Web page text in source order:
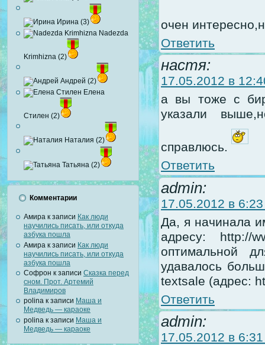
Ирина (3)
Nadezda
Krimhizna (2)
Андрей (2)
Елена
Стилен (2)
Наталия (2)
Татьяна (2)
Комментарии
Амира к записи Как люди
научились писать, или откуда
азбука пошла
Амира к записи Как люди
научились писать, или откуда
азбука пошла
Софрон к записи Сказка перед
сном. Прот. Артемий
Владимиров
polina к записи Маша и
Медведь — караоке
polina к записи Маша и
Медведь — караоке
очен
Ответить
настя:
17.05.2012 в
а вы тоже с
указали
справлюсь.
Ответить
admin:
17.05.2012 в
Да, я начинала
адресу: http://
оптимальной
удавалось
textsale (адрес:
Ответить
admin:
17.05.2012 в